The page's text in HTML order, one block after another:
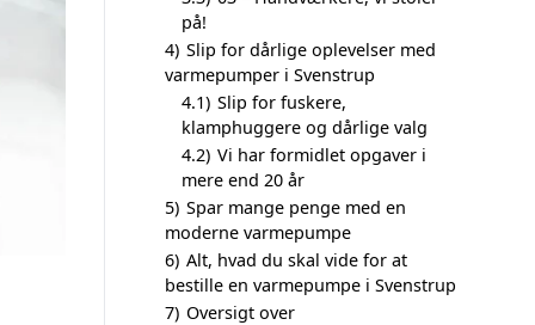
på!
4) Slip for dårlige oplevelser med
varmepumper i Svenstrup
4.1) Slip for fuskere,
klamphuggere og dårlige valg
4.2) Vi har formidlet opgaver i
mere end 20 år
5) Spar mange penge med en
moderne varmepumpe
6) Alt, hvad du skal vide for at
bestille en varmepumpe i Svenstrup
7) Oversigt over